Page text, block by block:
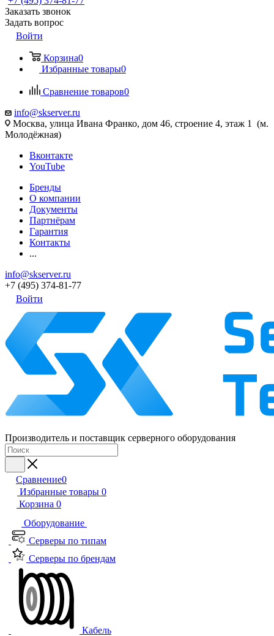
Заказать звонок
Задать вопрос
Войти
Корзина0
Избранные товары0
Сравнение товаров0
info@skserver.ru
Москва, улица Ивана Франко, дом 46, строение 4, этаж 1 (м.
Молодёжная)
Вконтакте
YouTube
Бренды
О компании
Документы
Партнёрам
Гарантия
Контакты
...
info@skserver.ru
+7 (495) 374-81-77
Войти
Производитель и поставщик серверного оборудования
Сравнение0
Избранные товары 0
Корзина 0
Оборудование
Серверы по типам
Серверы по брендам
Кабель